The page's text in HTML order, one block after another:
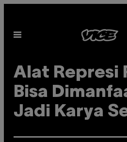
content
Open
Alat Represi
Bisa
Jadi Karya